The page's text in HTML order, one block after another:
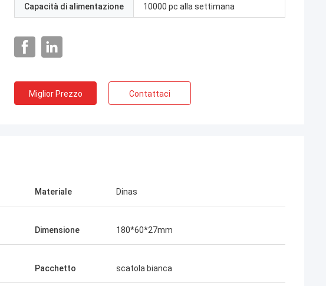
Capacità di alimentazione 10000 pc alla settimana
Miglior Prezzo Contattaci
Materiale Dinas
Dimensione 180*60*27mm
Pacchetto scatola bianca